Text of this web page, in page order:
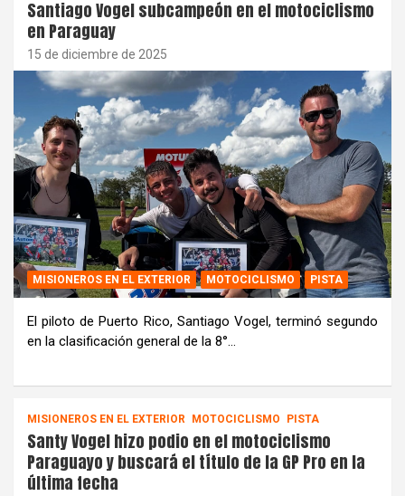
Santiago Vogel subcampeón en el motociclismo
en Paraguay
15 de diciembre de 2025
MISIONEROS EN EL EXTERIOR MOTOCICLISMO PISTA
El piloto de Puerto Rico, Santiago Vogel, terminó segundo
en la clasificación general de la 8°…
MISIONEROS EN EL EXTERIOR MOTOCICLISMO PISTA
Santy Vogel hizo podio en el motociclismo
Paraguayo y buscará el título de la GP Pro en la
última fecha